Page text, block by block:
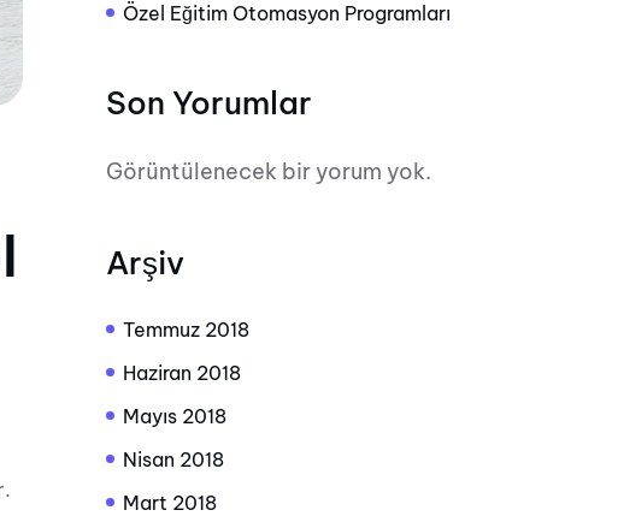
Özel Eğitim Otomasyon Programları
Son Yorumlar
Görüntülenecek bir yorum yok.
Arşiv
Temmuz 2018
Haziran 2018
Mayıs 2018
Nisan 2018
Mart 2018